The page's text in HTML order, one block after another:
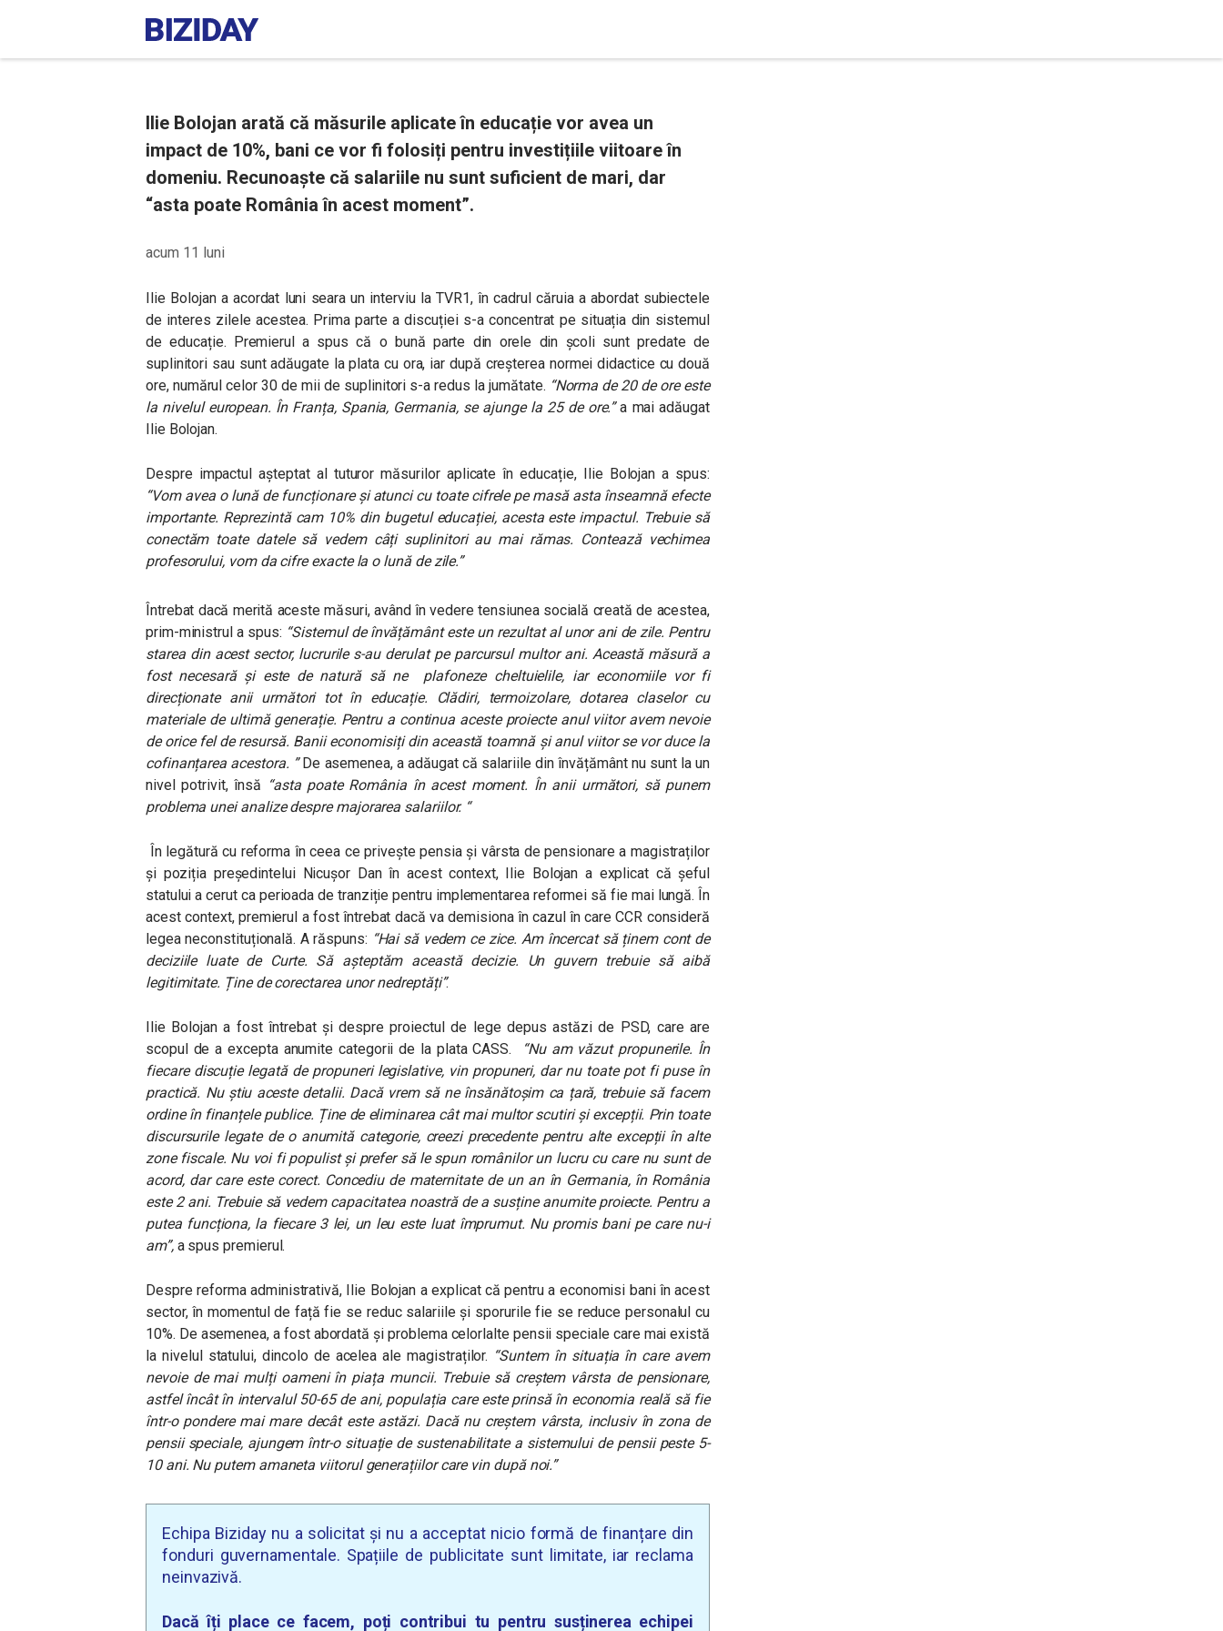
Ilie Bolojan arată că măsurile aplicate în educație vor avea un
impact de 10%, bani ce vor fi folosiți pentru investițiile viitoare în
domeniu. Recunoaște că salariile nu sunt suficient de mari, dar
“asta poate România în acest moment”.
acum 11 luni
Ilie Bolojan a acordat luni seara un interviu la TVR1, în cadrul căruia a abordat subiectele
de interes zilele acestea. Prima parte a discuției s-a concentrat pe situația din sistemul
de educație. Premierul a spus că o bună parte din orele din școli sunt predate de
suplinitori sau sunt adăugate la plata cu ora, iar după creșterea normei didactice cu două
ore, numărul celor 30 de mii de suplinitori s-a redus la jumătate. “Norma de 20 de ore este
la nivelul european. În Franța, Spania, Germania, se ajunge la 25 de ore.”a mai adăugat
Ilie Bolojan.
Despre impactul așteptat al tuturor măsurilor aplicate în educație, Ilie Bolojan a spus:
“Vom avea o lună de funcționare și atunci cu toate cifrele pe masă asta înseamnă efecte
importante. Reprezintă cam 10% din bugetul educației, acesta este impactul. Trebuie să
conectăm toate datele să vedem câți suplinitori au mai rămas. Contează vechimea
profesorului, vom da cifre exacte la o lună de zile.”
Întrebat dacă merită aceste măsuri, având în vedere tensiunea socială creată de acestea,
prim-ministrul a spus: “Sistemul de învățământ este un rezultat al unor ani de zile. Pentru
starea din acest sector, lucrurile s-au derulat pe parcursul multor ani. Această măsură a
fost necesară și este de natură să ne plafoneze cheltuielile, iar economiile vor fi
direcționate anii următori tot în educație. Clădiri, termoizolare, dotarea claselor cu
materiale de ultimă generație. Pentru a continua aceste proiecte anul viitor avem nevoie
de orice fel de resursă. Banii economisiți din această toamnă și anul viitor se vor duce la
cofinanțarea acestora. ”De asemenea, a adăugat că salariile din învățământ nu sunt la un
nivel potrivit, însă “asta poate România în acest moment. În anii următori, să punem
problema unei analize despre majorarea salariilor. “
În legătură cu reforma în ceea ce privește pensia și vârsta de pensionare a magistraților
și poziția președintelui Nicușor Dan în acest context, Ilie Bolojan a explicat că șeful
statului a cerut ca perioada de tranziție pentru implementarea reformei să fie mai lungă. În
acest context, premierul a fost întrebat dacă va demisiona în cazul în care CCR consideră
legea neconstituțională. A răspuns: “Hai să vedem ce zice. Am încercat să ținem cont de
deciziile luate de Curte. Să așteptăm această decizie. Un guvern trebuie să aibă
legitimitate. Ține de corectarea unor nedreptăți”.
Ilie Bolojan a fost întrebat și despre proiectul de lege depus astăzi de PSD, care are
scopul de a excepta anumite categorii de la plata CASS.
“Nu am văzut propunerile. În
fiecare discuție legată de propuneri legislative, vin propuneri, dar nu toate pot fi puse în
practică. Nu știu aceste detalii. Dacă vrem să ne însănătoșim ca țară, trebuie să facem
ordine în finanțele publice. Ține de eliminarea cât mai multor scutiri și excepții. Prin toate
discursurile legate de o anumită categorie, creezi precedente pentru alte excepții în alte
zone fiscale. Nu voi fi populist și prefer să le spun românilor un lucru cu care nu sunt de
acord, dar care este corect. Concediu de maternitate de un an în Germania, în România
este 2 ani. Trebuie să vedem capacitatea noastră de a susține anumite proiecte. Pentru a
putea funcționa, la fiecare 3 lei, un leu este luat împrumut. Nu promis bani pe care nu-i
am”, a spus premierul.
Despre reforma administrativă, Ilie Bolojan a explicat că pentru a economisi bani în acest
sector, în momentul de față fie se reduc salariile și sporurile fie se reduce personalul cu
10%. De asemenea, a fost abordată și problema celorlalte pensii speciale care mai există
la nivelul statului, dincolo de acelea ale magistraților. “Suntem în situația în care avem
nevoie de mai mulți oameni în piața muncii. Trebuie să creștem vârsta de pensionare,
astfel încât în intervalul 50-65 de ani, populația care este prinsă în economia reală să fie
într-o pondere mai mare decât este astăzi. Dacă nu creștem vârsta, inclusiv în zona de
pensii speciale, ajungem într-o situație de sustenabilitate a sistemului de pensii peste 5-
10 ani. Nu putem amaneta viitorul generațiilor care vin după noi.”
Echipa Biziday nu a solicitat și nu a acceptat nicio formă de finanțare din
fonduri guvernamentale. Spațiile de publicitate sunt limitate, iar reclama
neinvazivă.
Dacă îți place ce facem, poți contribui tu pentru susținerea echipei